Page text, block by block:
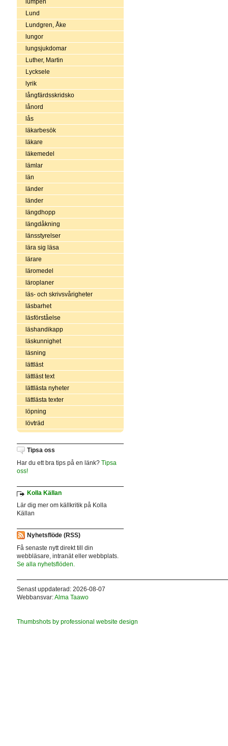
lumpen
Lund
Lundgren, Åke
lungor
lungsjukdomar
Luther, Martin
Lycksele
lyrik
långfärdsskridsko
lånord
lås
läkarbesök
läkare
läkemedel
lämlar
län
länder
länder
längdhopp
längdåkning
länsstyrelser
lära sig läsa
lärare
läromedel
läroplaner
läs- och skrivsvårigheter
läsbarhet
läsförståelse
läshandikapp
läskunnighet
läsning
lättläst
lättläst text
lättlästa nyheter
lättlästa texter
löpning
lövträd
Tipsa oss
Har du ett bra tips på en länk? Tipsa
oss!
Kolla Källan
Lär dig mer om källkritik på Kolla
Källan
Nyhetsflöde (RSS)
Få senaste nytt direkt till din
webbläsare, intranät eller webbplats.
Se alla nyhetsflöden.
Senast uppdaterad: 2026-08-07
Webbansvar:Alma Taawo
Thumbshots by professional website design